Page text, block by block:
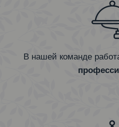
В нашей команде